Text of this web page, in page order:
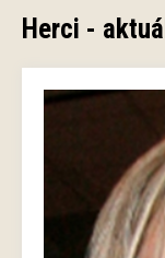
Herci -